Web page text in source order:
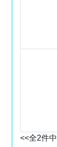
<<全2件